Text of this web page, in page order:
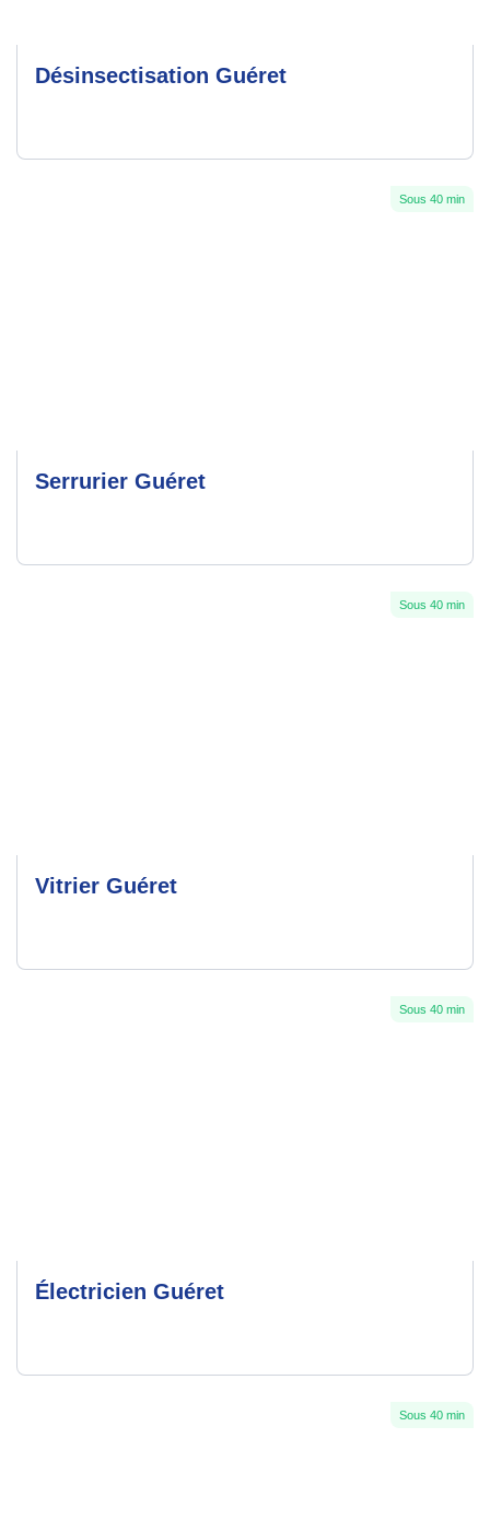
Désinsectisation Guéret
Sous 40 min
Serrurier Guéret
Sous 40 min
Vitrier Guéret
Sous 40 min
Électricien Guéret
Sous 40 min